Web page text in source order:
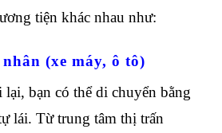
tiện khác nhau như:
(xe máy, ô tô)
bạn có thể di chuyển bằng
lái. Từ trung tâm thị trấn